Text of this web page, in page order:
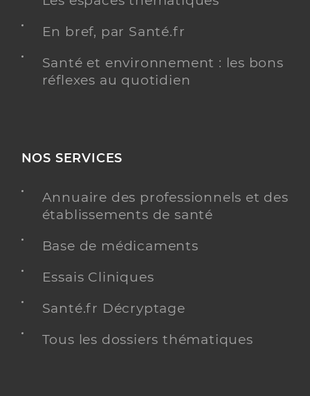
En bref, par Santé.fr
Santé et environnement : les bons
réflexes au quotidien
NOS SERVICES
Annuaire des professionnels et des
établissements de santé
Base de médicaments
Essais Cliniques
Santé.fr Décryptage
Tous les dossiers thématiques